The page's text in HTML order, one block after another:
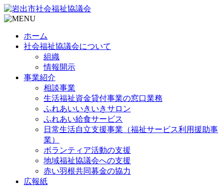
ホーム
社会福祉協議会について
組織
情報開示
事業紹介
相談事業
生活福祉資金貸付事業の窓口業務
ふれあいいきいきサロン
ふれあい給食サービス
日常生活自立支援事業（福祉サービス利用援助事
業）
ボランティア活動の支援
地域福祉協議会への支援
赤い羽根共同募金の協力
広報紙